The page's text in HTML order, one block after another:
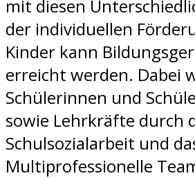
mit diesen
der individuellen
Kinder kann
erreicht werden. Dabei
Schülerinnen und
sowie Lehrkräfte durch
Schulsozialarbeit und
Multiprofessionelle